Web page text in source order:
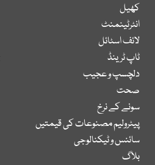
کھیل
انٹرٹینمنٹ
لائف اسٹائل
ٹاپ ٹرینڈ
دلچسپ و عجیب
صحت
سونے کے نرخ
پیٹرولیم مصنوعات کی قیمتیں
سائنس و ٹیکنالوجی
بلاگ